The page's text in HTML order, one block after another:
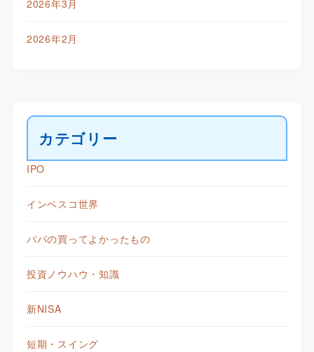
2026年3月
2026年2月
カテゴリー
IPO
インベスコ世界
パパの買ってよかったもの
投資ノウハウ・知識
新NISA
短期・スイング